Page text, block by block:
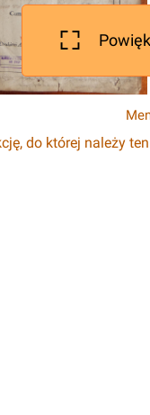
do której należy